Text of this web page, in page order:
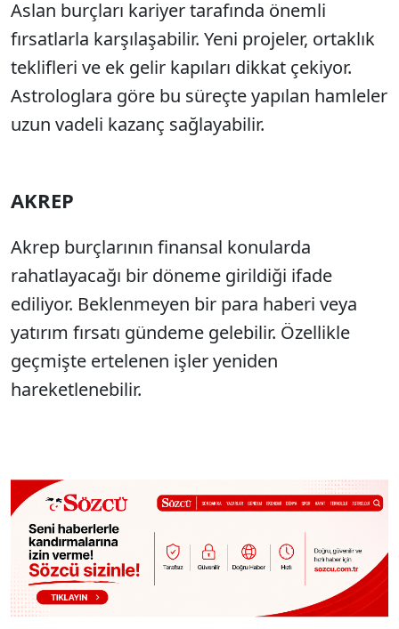
Aslan burçları kariyer tarafında önemli
fırsatlarla karşılaşabilir. Yeni projeler, ortaklık
teklifleri ve ek gelir kapıları dikkat çekiyor.
Astrologlara göre bu süreçte yapılan hamleler
uzun vadeli kazanç sağlayabilir.
AKREP
Akrep burçlarının finansal konularda
rahatlayacağı bir döneme girildiği ifade
ediliyor. Beklenmeyen bir para haberi veya
yatırım fırsatı gündeme gelebilir. Özellikle
geçmişte ertelenen işler yeniden
hareketlenebilir.